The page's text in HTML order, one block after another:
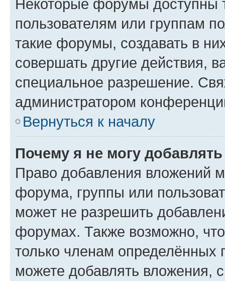
Некоторые форумы доступны
пользователям или группам
такие форумы, создавать в
совершать другие действия,
специальное разрешение.
администратором
Вернуться к началу
Почему я не могу
Право добавления вложений
форума, группы или
может не разрешить
форумах. Также возможно,
только членам определённых
можете добавлять вложения,